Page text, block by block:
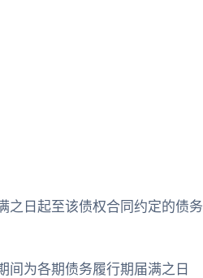
之日起至该债权合同约定的债务
间为各期债务履行期届满之日